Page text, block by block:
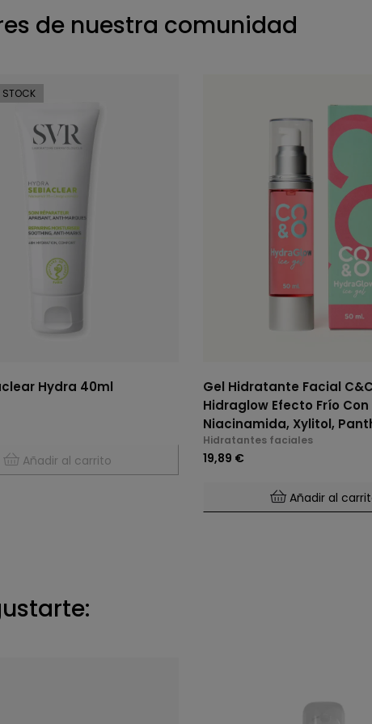
de nuestra comunidad
STOCK
Hydra 40ml
Añadir al carrito
Gel Hidratante Facial
Hidraglow Efecto Frío Con
Niacinamida, Xylitol,
Elastina Marina, Para
Piel
Hidratantes faciales
19,89 €
Añadir al